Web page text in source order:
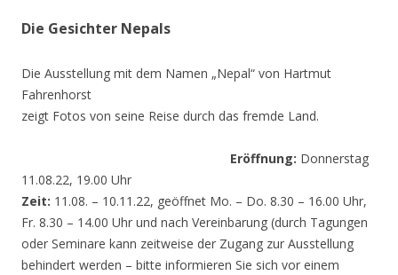
Die Gesichter Nepals
Die Ausstellung mit dem Namen „Nepal“ von Hartmut
Fahrenhorst
zeigt Fotos von seine Reise durch das fremde Land.
Eröffnung: Donnerstag
11.08.22, 19.00 Uhr
Zeit: 11.08. – 10.11.22, geöffnet Mo. – Do. 8.30 – 16.00 Uhr,
Fr. 8.30 – 14.00 Uhr und nach Vereinbarung (durch Tagungen
oder Seminare kann zeitweise der Zugang zur Ausstellung
behindert werden – bitte informieren Sie sich vor einem